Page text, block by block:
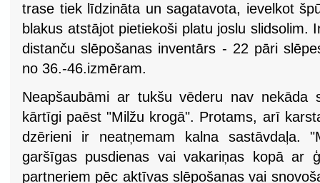
trase tiek līdzināta un sagatavota, ievelkot
blakus atstājot pietiekoši platu joslu slidsolim.
distanču slēpošanas inventārs - 22 pāri
no 36.-46.izmēram.
Neapšaubāmi ar tukšu vēderu nav nekāda
kārtīgi paēst "Milžu krogā". Protams, arī
dzērieni ir neatņemam kalna sastāvdaļa.
garšīgas pusdienas vai vakariņas kopā ar
partneriem pēc aktīvas slēpošanas vai